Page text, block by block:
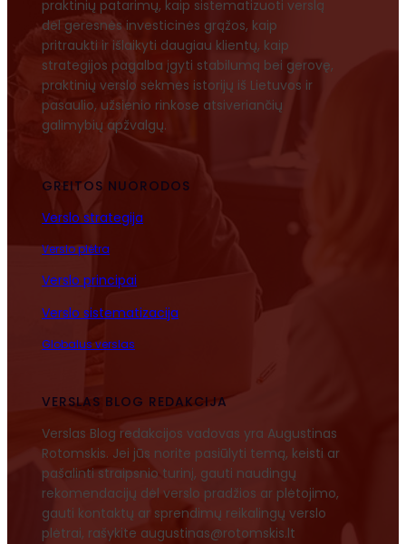
praktinių patarimų, kaip sistematizuoti verslą
dėl geresnės investicinės grąžos, kaip
pritraukti ir išlaikyti daugiau klientų, kaip
strategijos pagalba įgyti stabilumą bei gerovę,
praktinių verslo sėkmės istorijų iš Lietuvos ir
pasaulio, užsienio rinkose atsiveriančių
galimybių apžvalgų.
GREITOS NUORODOS
Verslo strategija
Verslo plėtra
Verslo principai
Verslo sistematizacija
Globalus verslas
VERSLAS BLOG REDAKCIJA
Verslas Blog redakcijos vadovas yra Augustinas
Rotomskis. Jei jūs norite pasiūlyti temą, keisti ar
pašalinti straipsnio turinį, gauti naudingų
rekomendacijų dėl verslo pradžios ar plėtojimo,
gauti kontaktų ar sprendimų reikalingų verslo
plėtrai, rašykite augustinas@rotomskis.lt